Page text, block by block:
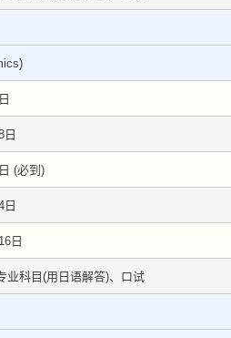
日
(必到)
日
日
业科目(用日语解答)、口试